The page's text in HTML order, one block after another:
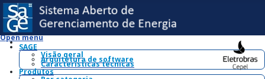
Open menu
SAGE
Visão geral
Arquitetura de software
Características técnicas
Produtos